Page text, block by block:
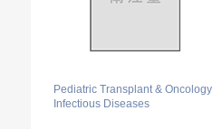
Pediatric Transplant & Oncology
Infectious Diseases